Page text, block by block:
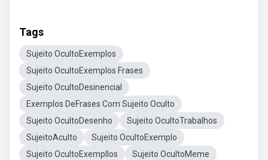
Tags
Sujeito OcultoExemplos
Sujeito OcultoExemplos Frases
Sujeito OcultoDesinencial
Exemplos DeFrases Com Sujeito Oculto
Sujeito OcultoDesenho
Sujeito OcultoTrabalhos
SujeitoAculto
Sujeito OcultoExemplo
Sujeito OcultoExempllos
Sujeito OcultoMeme